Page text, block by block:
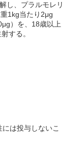
し、プラルモレリ
1kg当たり2μg
）を、18歳以上
する。
は投与しないこ